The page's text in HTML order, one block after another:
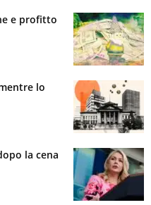
e profitto
lo
la cena